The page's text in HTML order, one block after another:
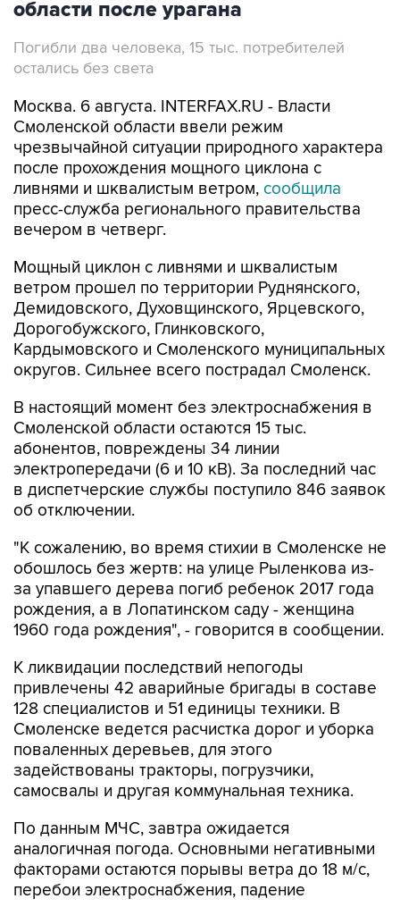
Погибли два человека, 15 тыс. потребителей
Москва. 6 августа. INTERFAX.RU - Власти
чрезвычайной ситуации природного характера
после прохождения мощного циклона с
ливнями и шквалистым ветром,сообщила
пресс-служба регионального правительства
вечером в четверг.
Мощный циклон с ливнями и шквалистым
Демидовского, Духовщинского, Ярцевского,
Дорогобужского, Глинковского,
Кардымовского и Смоленского муниципальных
округов. Сильнее всего пострадал Смоленск.
В настоящий момент без электроснабжения в
абонентов, повреждены 34 линии
электропередачи (6 и 10 кВ). За последний час
в диспетчерские службы поступило 846 заявок
об отключении.
"К сожалению, во время стихии в Смоленске не
за упавшего дерева погиб ребенок 2017 года
рождения, а в Лопатинском саду - женщина
1960 года рождения", - говорится в сообщении.
К ликвидации последствий непогоды
128 специалистов и 51 единицы техники. В
Смоленске ведется расчистка дорог и уборка
поваленных деревьев, для этого
задействованы тракторы, погрузчики,
самосвалы и другая коммунальная техника.
По данным МЧС, завтра ожидается
факторами остаются порывы ветра до 18 м/с,
перебои электроснабжения, падение
деревьев.